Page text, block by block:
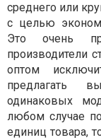
среднего или
с целью
Это очень
производители
оптом
предлагать
одинаковых
любом случае
единиц товара,